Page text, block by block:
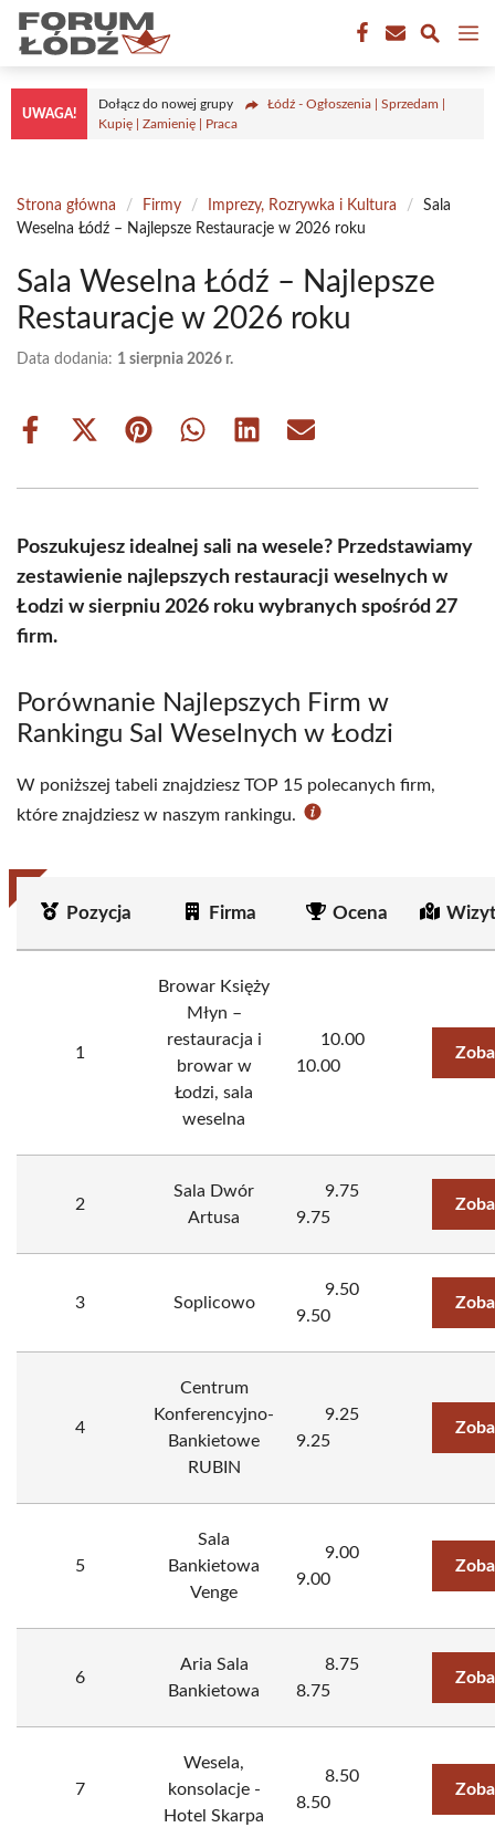
Przejdź
treści
UWAGA!
Dołącz do nowej grupy
Łódź - Ogłoszenia | Sprzedam |
Kupię | Zamienię | Praca
Strona główna / Firmy / Imprezy, Rozrywka i Kultura /
Sala
Weselna Łódź – Najlepsze Restauracje w 2026 roku
Sala Weselna Łódź – Najlepsze
Restauracje w 2026 roku
Data dodania: 1 sierpnia 2026 r.
Share
Share
(Twitter)
Share Share Share Share
Poszukujesz idealnej sali na wesele? Przedstawiamy
zestawienie najlepszych restauracji weselnych w
Łodzi w sierpniu 2026 roku wybranych spośród 27
firm.
Porównanie Najlepszych Firm w
Rankingu Sal Weselnych w Łodzi
W poniższej tabeli znajdziesz TOP 15 polecanych firm,
które znajdziesz w naszym rankingu.
Pozycja Firma Ocena
1
Browar Księży
Młyn –
restauracja i
browar w
Łodzi, sala
weselna
10.00
10.00
2
Sala Dwór
Artusa
9.75
9.75
3 Soplicowo
9.50
9.50
4
Centrum
Konferencyjno-
Bankietowe
RUBIN
9.25
9.25
5
Sala
Bankietowa
Venge
9.00
9.00
6
Aria Sala
Bankietowa
8.75
8.75
7
Wesela,
konsolacje -
Hotel Skarpa
8.50
8.50